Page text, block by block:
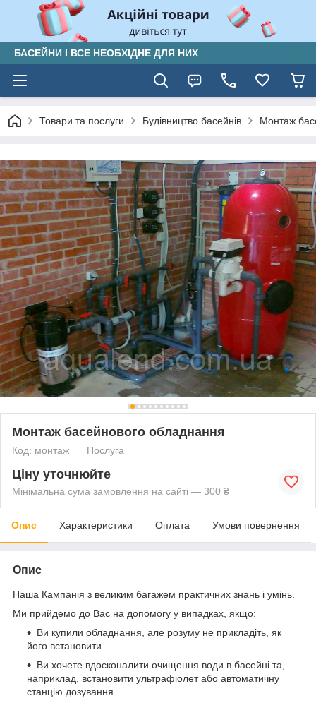
БАСЕЙНИ І ВСЕ НЕОБХІДНЕ ДЛЯ НИХ
Товари та послуги Будівництво басейнів Монтаж
Монтаж басейнового обладнання
Код: монтаж Послуга
Ціну уточнюйте
Мінімальна сума замовлення на сайті — 300 ₴
Опис Характеристики Оплата Умови повернення
Опис
Наша Кампанія з великим багажем практичних знань і умінь.
Ми прийдемо до Вас на допомогу у випадках, якщо:
Ви купили обладнання, але розуму не прикладіть, як
його встановити
Ви хочете вдосконалити очищення води в басейні та,
наприклад, встановити ультрафіолет або автоматичну
станцію дозування.